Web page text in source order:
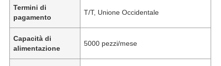
Termini di
pagamento
T/T, Unione Occidentale
Capacità di
alimentazione
5000 pezzi/mese